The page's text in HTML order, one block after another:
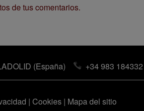
de tus comentarios.
(España) +34 983 184332
| Cookies| Mapa del sitio